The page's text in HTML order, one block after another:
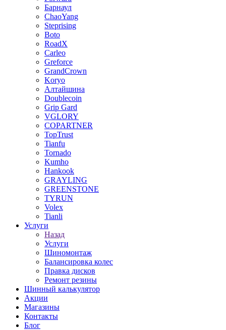
Барнаул
ChaoYang
Steprising
Boto
RoadX
Carleo
Greforce
GrandCrown
Koryo
Алтайшина
Doublecoin
Grip Gard
VGLORY
COPARTNER
TopTrust
Tianfu
Tornado
Kumho
Hankook
GRAYLING
GREENSTONE
TYRUN
Volex
Tianli
Услуги
Назад
Услуги
Шиномонтаж
Балансировка колес
Правка дисков
Ремонт резины
Шинный калькулятор
Акции
Магазины
Контакты
Блог